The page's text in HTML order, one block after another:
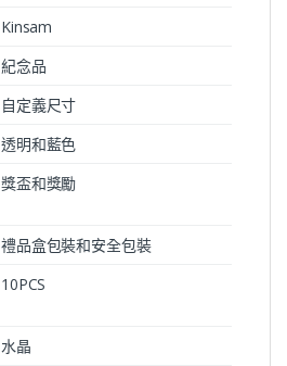
Kinsam
紀念品
自定義尺寸
透明和藍色
獎盃和獎勵
禮品盒包裝和安全包裝
10PCS
水晶